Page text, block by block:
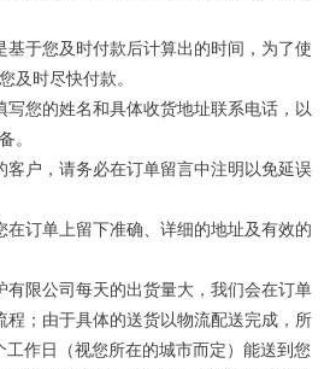
于您及时付款后计算出的时间，为了使
及时尽快付款。
您的姓名和具体收货地址联系电话，以
。
户，请务必在订单留言中注明以免延误
订单上留下准确、详细的地址及有效的
限公司每天的出货量大，我们会在订单
程；由于具体的送货以物流配送完成，所
作日（视您所在的城市而定）能送到您